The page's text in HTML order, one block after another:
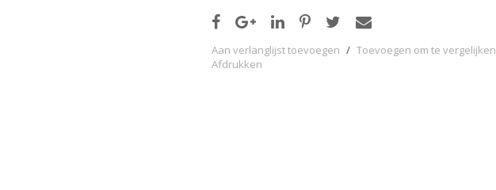
Aan verlanglijst toevoegen / Toevoegen om te vergelijken
Afdrukken